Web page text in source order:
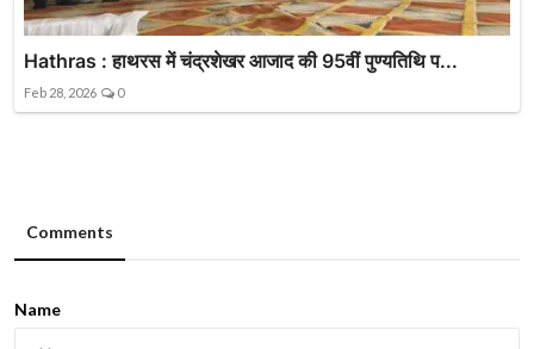
Hathras : हाथरस में चंद्रशेखर आजाद की 95वीं पुण्यतिथि प...
Feb 28, 2026 0
Comments
Name